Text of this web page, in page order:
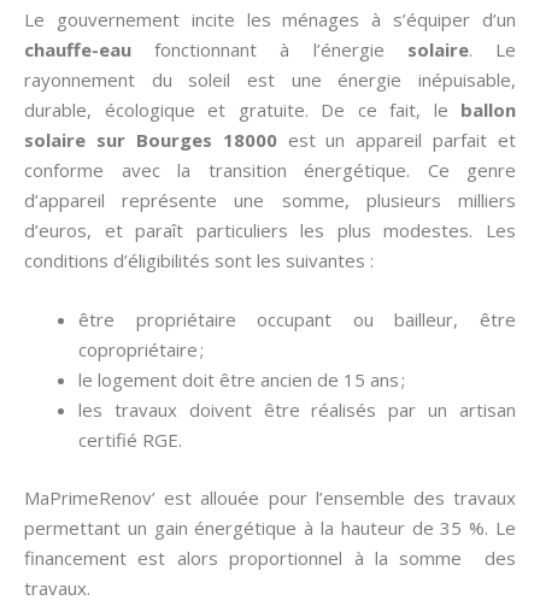
Le gouvernement incite les ménages à s’équiper d’un
chauffe-eau fonctionnant à l’énergie solaire. Le
rayonnement du soleil est une énergie inépuisable,
durable, écologique et gratuite. De ce fait, le ballon
solaire sur Bourges 18000est un appareil parfait et
conforme avec la transition énergétique. Ce genre
d’appareil représente une somme, plusieurs milliers
d’euros, et paraît particuliers les plus modestes. Les
conditions d’éligibilités sont les suivantes :
être propriétaire occupant ou bailleur, être
copropriétaire ;
le logement doit être ancien de 15 ans ;
les travaux doivent être réalisés par un artisan
certifié RGE.
MaPrimeRenov’ est allouée pour l’ensemble des travaux
permettant un gain énergétique à la hauteur de 35 %. Le
financement est alors proportionnel à la somme des
travaux.